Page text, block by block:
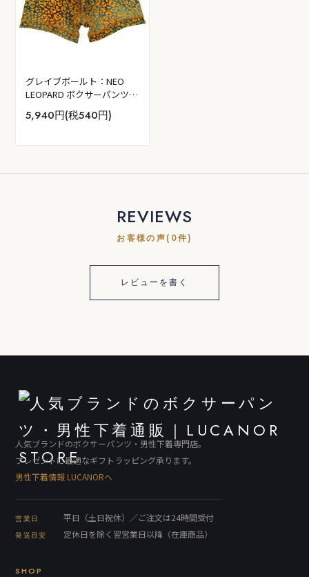
グレイブボールト：NEO
LEOPARD ボクサーパンツ
(ネオイエロー)
5,940円(税540円)
REVIEWS
お客様の声(0件)
レビューを書く
人気ブランドのボクサーパンツ・男性下着専門店。
プレゼントに最適なギフトラッピング承ります。
男性下着情報 LUCANORへ
営業日 平日（土日祝休）／ご注文は24時間受付
発送目安 定休日を除く翌営業日以降（在庫商品）
SHOP